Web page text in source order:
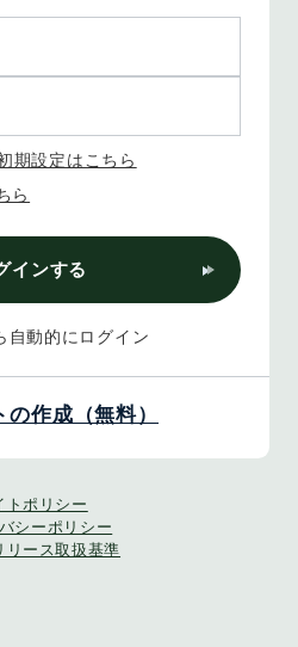
期設定はこちら
ら
インする
自動的にログイン
作成（無料）
トポリシー
シーポリシー
リース取扱基準